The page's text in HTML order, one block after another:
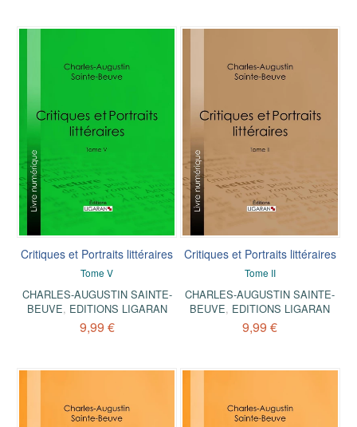
Critiques et Portraits littéraires
Tome V
CHARLES-AUGUSTIN SAINTE-
BEUVE, EDITIONS LIGARAN
9,99 €
Critiques et Portraits littéraires
Tome II
CHARLES-AUGUSTIN SAINTE-
BEUVE, EDITIONS LIGARAN
9,99 €